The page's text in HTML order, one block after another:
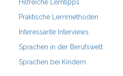
Hilfreiche Lerntipps
Praktische Lernmethoden
Interessante Interviews
Sprachen in der Berufswelt
Sprachen bei Kindern